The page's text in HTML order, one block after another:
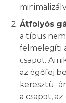
Átfolyós
a típus
felmelegíti
csapot.
az égőfej
keresztül
a csapot,